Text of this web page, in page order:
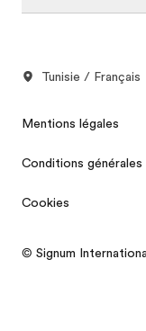
Tunisie / Français
Mentions légales
Conditions générales
Cookies
© Signum